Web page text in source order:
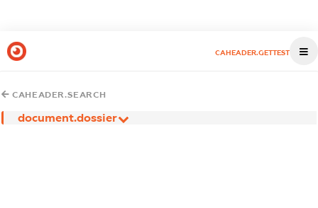
CAHEADER.GETTEST
CAHEADER.SEARCH
document.dossier